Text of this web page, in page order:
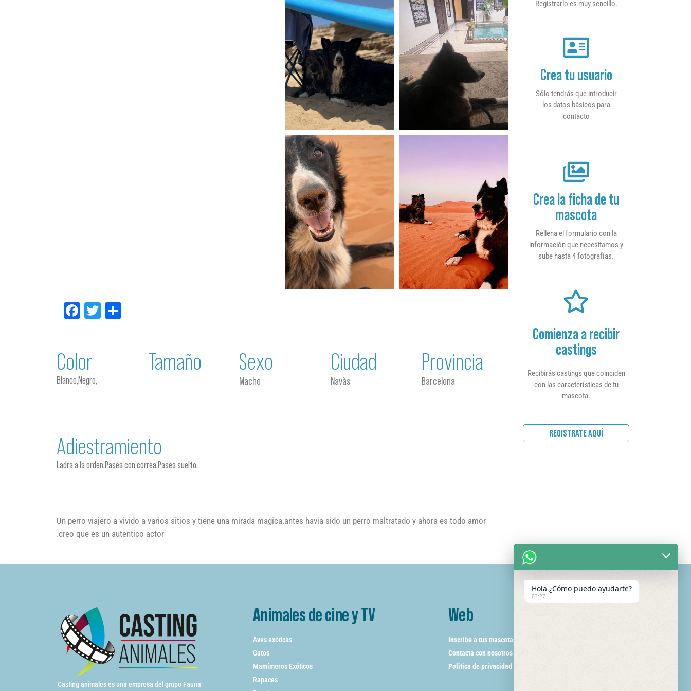
Facebook
Twitter
Color
Blanco,Negro,
Tamaño Sexo
Macho
Ciudad
Navàs
Provincia
Barcelona
Adiestramiento
Ladra a la orden,Pasea con correa,Pasea suelto,
Un perro viajero a vivido a varios sitios y tiene una mirada magica.antes havia sido un perro maltratado y ahora es todo amor
.creo que es un autentico actor
Registrarlo es muy sencillo.
Crea tu usuario
Sólo tendrás que introducir
los datos básicos para
contacto
Crea la ficha de tu
mascota
Rellena el formulario con la
información que necesitamos y
sube hasta 4 fotografías.
Comienza a recibir
castings
Recibirás castings que coinciden
con las características de tu
mascota.
REGISTRATE AQUÍ
Casting animales es una empresa del grupo Fauna
Animales de cine y TV
Aves exóticas
Gatos
Mamímeros Exóticos
Rapaces
Web
Inscribe a tus mascotas
Contacta con nosotros
Politica de privacidad
Hola ¿Cómo puedo ayudarte?
03:27